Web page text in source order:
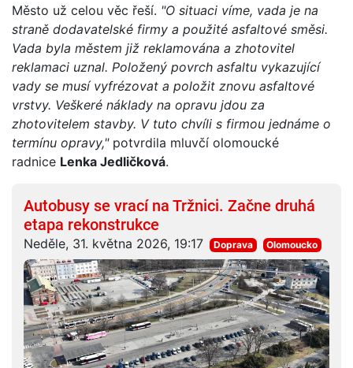
Město už celou věc řeší. "O situaci víme, vada je na
straně dodavatelské firmy a použité asfaltové směsi.
Vada byla městem již reklamována a zhotovitel
reklamaci uznal. Položený povrch asfaltu vykazující
vady se musí vyfrézovat a položit znovu asfaltové
vrstvy. Veškeré náklady na opravu jdou za
zhotovitelem stavby. V tuto chvíli s firmou jednáme o
termínu opravy,"potvrdila mluvčí olomoucké
radnice Lenka Jedličková.
Autobusy se vrací na Tržnici. Začne druhá
etapa rekonstrukce
Neděle, 31. května 2026, 19:17 Doprava Olomoucko